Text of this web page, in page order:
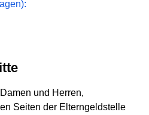
und Herren,
Seiten der Elterngeldstelle